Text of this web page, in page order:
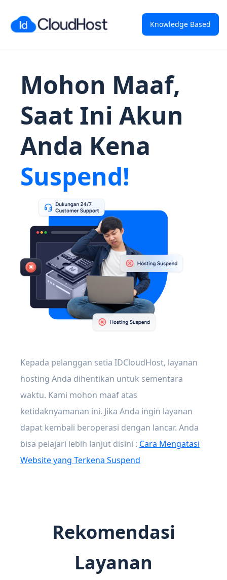
Knowledge Based
Mohon Maaf,
Saat Ini Akun
Anda Kena
Suspend!
Kepada pelanggan setia IDCloudHost, layanan
hosting Anda dihentikan untuk sementara
waktu. Kami mohon maaf atas
ketidaknyamanan ini. Jika Anda ingin layanan
dapat kembali beroperasi dengan lancar. Anda
bisa pelajari lebih lanjut disini : Cara Mengatasi
Website yang Terkena Suspend
Rekomendasi
Layanan